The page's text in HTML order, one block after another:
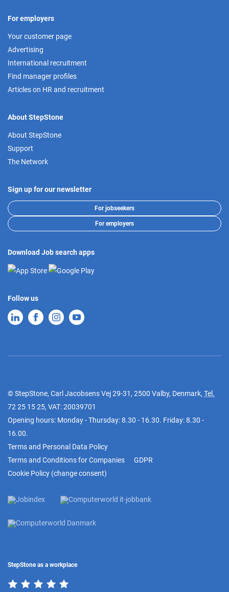
For employers
Your customer page
Advertising
International recruitment
Find manager profiles
Articles on HR and recruitment
About StepStone
About StepStone
Support
The Network
Sign up for our newsletter
For jobseekers
For employers
Download Job search apps
Follow us
© StepStone, Carl Jacobsens Vej 29-31, 2500 Valby, Denmark, Tel.
72 25 15 25, VAT: 20039701
Opening hours: Monday - Thursday: 8.30 - 16.30. Friday: 8.30 -
16.00.
Terms and Personal Data Policy
Terms and Conditions for Companies
GDPR
Cookie Policy (change consent)
StepStone as a workplace